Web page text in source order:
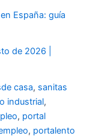
España: guía
de 2026 |
casa, sanitas
industrial,
, portal
, portalento